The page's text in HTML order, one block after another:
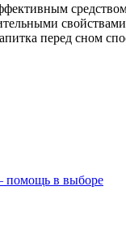
перед сном
помощь в выборе